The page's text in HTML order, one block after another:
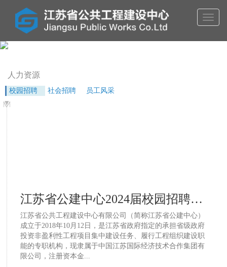
Toggle
人力资源
校园招聘 社会招聘 员工风采
江苏省公建中心2024届校园招聘公告
江苏省公共工程建设中心有限公司（简称江苏省公建中心）
成立于2018年10月12日，是江苏省政府指定的承担省级政府
投资非盈利性工程项目集中建设任务、履行工程组织建设职
能的专职机构，现隶属于中国江苏国际经济技术合作集团有
限公司，注册资本金...